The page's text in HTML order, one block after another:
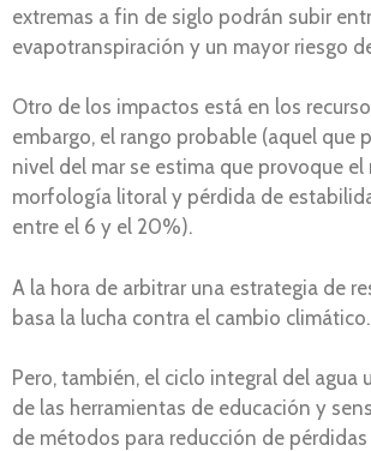
extremas a fin de siglo podrán subir
evapotranspiración y un mayor riesgo
Otro de los impactos está en los
embargo, el rango probable (aquel
nivel del mar se estima que provoque
morfología litoral y pérdida de
entre el 6 y el 20%).
A la hora de arbitrar una estrategia de
basa la lucha contra el cambio climático.
Pero, también, el ciclo integral del
de las herramientas de educación y
de métodos para reducción de